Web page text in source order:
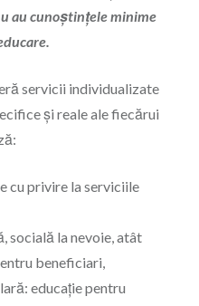
au cunoştinţele minime
servicii individualizate
și reale ale fiecărui
cu privire la serviciile
socială la nevoie, atât
beneficiari,
educaţie pentru